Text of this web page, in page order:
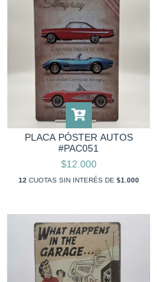
PLACA PÓSTER AUTOS
#PAC051
$12.000
12CUOTAS SIN INTERÉS DE $1.000